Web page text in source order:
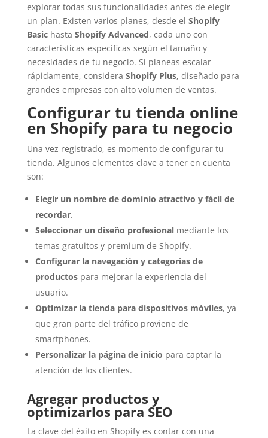
explorar todas sus funcionalidades antes de elegir
un plan. Existen varios planes, desde el Shopify
Basichasta Shopify Advanced, cada uno con
características específicas según el tamaño y
necesidades de tu negocio. Si planeas escalar
rápidamente, considera Shopify Plus, diseñado para
grandes empresas con alto volumen de ventas.
Configurar tu tienda online
en Shopify para tu negocio
Una vez registrado, es momento de configurar tu
tienda. Algunos elementos clave a tener en cuenta
son:
Elegir un nombre de dominio atractivo y fácil de
recordar.
Seleccionar un diseño profesionalmediante los
temas gratuitos y premium de Shopify.
Configurar la navegación y categorías de
productospara mejorar la experiencia del
usuario.
Optimizar la tienda para dispositivos móviles, ya
que gran parte del tráfico proviene de
smartphones.
Personalizar la página de inicio para captar la
atención de los clientes.
Agregar productos y
optimizarlos para SEO
La clave del éxito en Shopify es contar con una